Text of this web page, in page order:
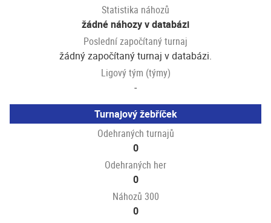
Statistika náhozů
žádné náhozy v databázi
Poslední započítaný turnaj
žádný započítaný turnaj v databázi.
Ligový tým (týmy)
-
Turnajový žebříček
Odehraných turnajů
0
Odehraných her
0
Náhozů 300
0